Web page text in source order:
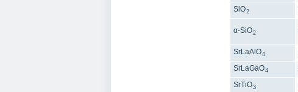
SiO2
α-SiO2
SrLaAlO4
SrLaGaO4
SrTiO3